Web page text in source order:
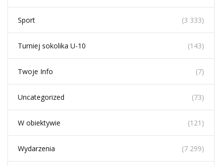
Sport (3 333)
Turniej sokolika U-10 (143)
Twoje Info (7)
Uncategorized (73)
W obiektywie (121)
Wydarzenia (7 299)